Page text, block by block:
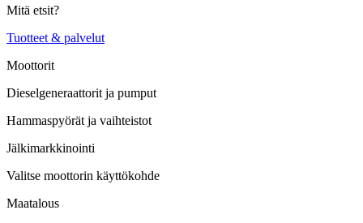
Mitä etsit?
Tuotteet & palvelut
Moottorit
Dieselgeneraattorit ja pumput
Hammaspyörät ja vaihteistot
Jälkimarkkinointi
Valitse moottorin käyttökohde
Maatalous